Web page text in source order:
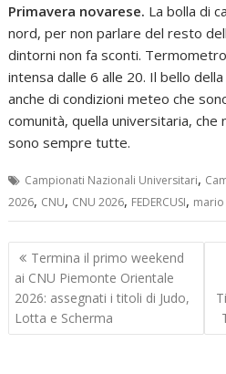
Primavera novarese. La bolla di
nord, per non parlare del resto
dintorni non fa sconti.
intensa dalle 6 alle 20. Il bello
anche di condizioni meteo che
comunità, quella universitaria, che
sono sempre tutte.
Campionati Nazionali Universitari,
2026, CNU, CNU 2026, FEDERCUSI,
Navigazione
articoli
Termina il primo weekend
ai CNU Piemonte Orientale
2026: assegnati i titoli di Judo,
Lotta e Scherma